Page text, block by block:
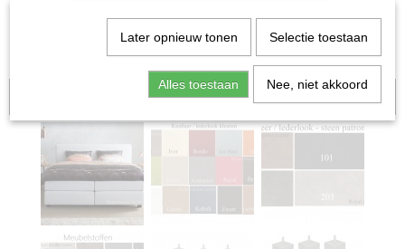
Aanbieding
Later opnieuw tonen Selectie toestaan
Alles toestaan Nee, niet akkoord